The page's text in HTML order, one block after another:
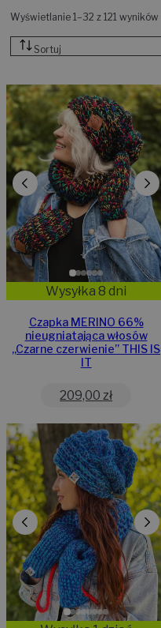
Wyświetlanie 1–32 z 121 wyników
Sortuj
Wysyłka 8 dni
Czapka MERINO 66%
nieugniatająca włosów
,,Czarne czerwienie” THIS IS
IT
209,00 zł